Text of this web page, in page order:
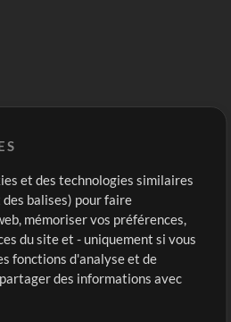
Compte
Connexion
S'inscrire
et des technologies similaires
balises) pour faire
mémoriser vos préférences,
du site et - uniquement si vous
fonctions d'analyse et de
des informations avec